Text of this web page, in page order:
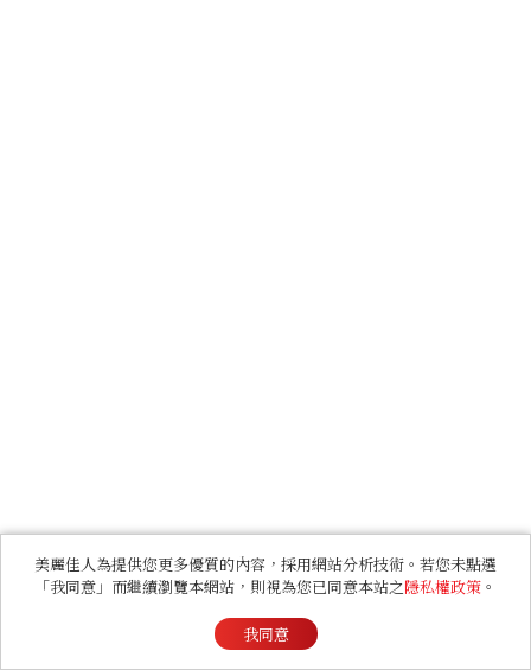
美麗佳人為提供您更多優質的內容，採用網站分析技術。若您未點選
「我同意」而繼續瀏覽本網站，則視為您已同意本站之隱私權政策 。
我同意